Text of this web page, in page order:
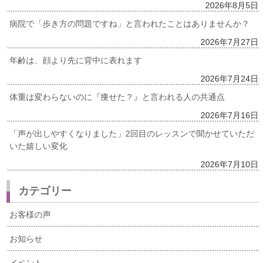
2026年8月5日
病院で「歩き方の問題ですね」と言われたことはありませんか？
2026年7月27日
年齢は、顔より先に背中に表れます
2026年7月24日
体重は変わらないのに『痩せた？』と言われる人の共通点
2026年7月16日
「声が出しやすくなりました」2回目のレッスンで聞かせていただ
いた嬉しい変化
2026年7月10日
カテゴリー
お客様の声
お知らせ